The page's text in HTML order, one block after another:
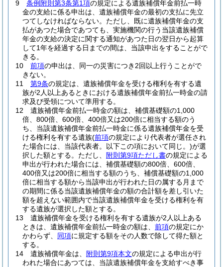
9
条例附則第3条第1項の規定による遺族補償年金前払一時
金の支給に係る申出は、遺族補償年金の最初の支払に先立
つてしなければならない。 ただし、既に遺族補償年金の支
払があつた場合であつても、実施機関の行う当該遺族補償
年金の支給の決定に関する通知があつた日の翌日から起算
して1年を経過する日までの間は、当該申出をすることがで
きる。
10
前項の申出は、同一の災害につき2回以上行うことがで
きない。
11
第9条の規定は、遺族補償年金を受ける権利を有する遺
族が2人以上あるときにおける遺族補償年金前払一時金の請
求及び受領について準用する。
12
遺族補償年金前払一時金の額は、補償基礎額の1,000
倍、800倍、600倍、400倍又は200倍に相当する額のう
ち、当該遺族補償年金前払一時金に係る遺族補償年金を受
ける権利を有する遺族(前項の規定により代表者が選任され
た場合には、当該代表者。以下この項において同じ。)が選
択した額とする。 ただし、 附則第9項ただし書の規定による
申出が行われた場合には、補償基礎額の800倍、600倍、
400倍又は200倍に相当する額のうち、補償基礎額の1,000
倍に相当する額から当該申出が行われた日の属する月まで
の期間に係る当該遺族補償年金の額の合計額を差し引いた
額を超えない範囲内で当該遺族補償年金を受ける権利を有
する遺族が選択した額とする。
13
遺族補償年金を受ける権利を有する遺族が2人以上ある
ときは、遺族補償年金前払一時金の額は、 前項の規定にか
かわらず、 同項に規定する額をその人数で除して得た額と
する。
14
遺族補償年金は、 附則第9項本文の規定による申出が行
われた場合にあつては、当該遺族補償年金を支給すべき事